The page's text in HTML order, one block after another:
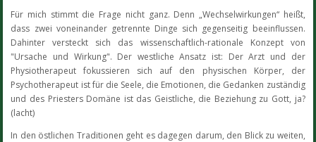
Für mich stimmt die Frage nicht ganz. Denn „Wechselwirkungen“ heißt,
dass zwei voneinander getrennte Dinge sich gegenseitig beeinflussen.
Dahinter versteckt sich das wissenschaftlich-rationale Konzept von
"Ursache und Wirkung". Der westliche Ansatz ist: Der Arzt und der
Physiotherapeut fokussieren sich auf den physischen Körper, der
Psychotherapeut ist für die Seele, die Emotionen, die Gedanken zuständig
und des Priesters Domäne ist das Geistliche, die Beziehung zu Gott, ja?
(lacht)
In den östlichen Traditionen geht es dagegen darum, den Blick zu weiten,